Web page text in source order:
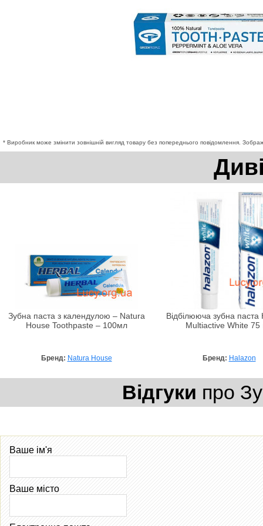
* Виробник може змінити зовнішній вигляд товару без попереднього повідомлення.
Зубна паста з календулою – Natura
House Toothpaste – 100мл
Бренд: Natura House
Відбілююча зубна паста
Multiactive White 75
Бренд: Halazon
Відгуки про
Ваше ім'я
Ваше місто